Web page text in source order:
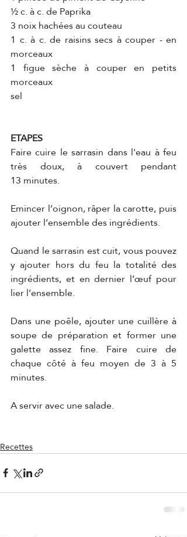
½ c. à c. de Paprika
3 noix hachées au couteau
1 c. à c. de raisins secs à couper - en
morceaux
1 figue sèche à couper en petits
morceaux
sel
ETAPES
Faire cuire le sarrasin dans l'eau à feu
très doux, à couvert pendant
13 minutes.
Emincer l’oignon, râper la carotte, puis
ajouter l’ensemble des ingrédients.
Quand le sarrasin est cuit, vous pouvez
y ajouter hors du feu la totalité des
ingrédients, et en dernier l’œuf pour
lier l’ensemble.
Dans une poêle, ajouter une cuillère à
soupe de préparation et former une
galette assez fine. Faire cuire de
chaque côté à feu moyen de 3 à 5
minutes.
A servir avec une salade.
Recettes